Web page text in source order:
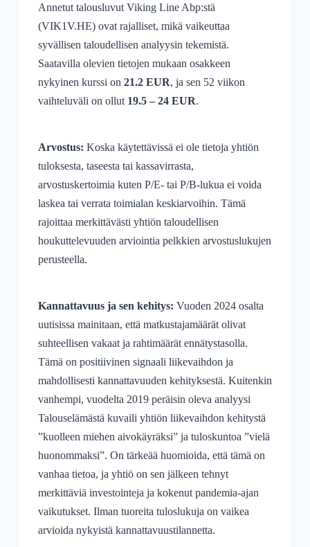
Annetut talousluvut Viking Line Abp:stä
(VIK1V.HE) ovat rajalliset, mikä vaikeuttaa
syvällisen taloudellisen analyysin tekemistä.
Saatavilla olevien tietojen mukaan osakkeen
nykyinen kurssi on 21.2 EUR, ja sen 52 viikon
vaihteluväli on ollut 19.5 – 24 EUR.
Arvostus: Koska käytettävissä ei ole tietoja yhtiön
tuloksesta, taseesta tai kassavirrasta,
arvostuskertoimia kuten P/E- tai P/B-lukua ei voida
laskea tai verrata toimialan keskiarvoihin. Tämä
rajoittaa merkittävästi yhtiön taloudellisen
houkuttelevuuden arviointia pelkkien arvostuslukujen
perusteella.
Kannattavuus ja sen kehitys: Vuoden 2024 osalta
uutisissa mainitaan, että matkustajamäärät olivat
suhteellisen vakaat ja rahtimäärät ennätystasolla.
Tämä on positiivinen signaali liikevaihdon ja
mahdollisesti kannattavuuden kehityksestä. Kuitenkin
vanhempi, vuodelta 2019 peräisin oleva analyysi
Talouselämästä kuvaili yhtiön liikevaihdon kehitystä
”kuolleen miehen aivokäyräksi” ja tuloskuntoa ”vielä
huonommaksi”. On tärkeää huomioida, että tämä on
vanhaa tietoa, ja yhtiö on sen jälkeen tehnyt
merkittäviä investointeja ja kokenut pandemia-ajan
vaikutukset. Ilman tuoreita tuloslukuja on vaikea
arvioida nykyistä kannattavuustilannetta.